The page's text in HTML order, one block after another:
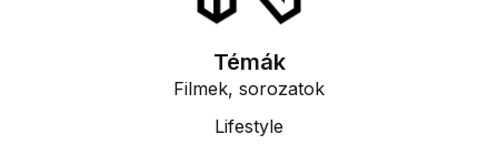
Témák
Filmek, sorozatok
Lifestyle